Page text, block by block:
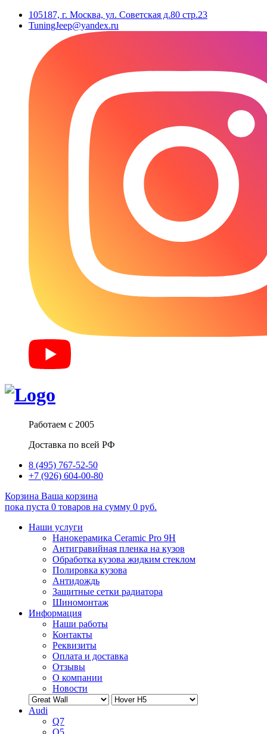
105187, г. Москва, ул. Советская д.80 стр.23
TuningJeep@yandex.ru
Работаем с 2005
Доставка по всей РФ
8 (495) 767-52-50
+7 (926) 604-00-80
Корзина Ваша корзина
пока пуста 0 товаров на сумму 0 руб.
Наши услуги
Нанокерамика Ceramic Pro 9H
Антигравийная пленка на кузов
Обработка кузова жидким стеклом
Полировка кузова
Антидождь
Защитные сетки радиатора
Шиномонтаж
Информация
Наши работы
Контакты
Реквизиты
Оплата и доставка
Отзывы
О компании
Новости
Audi
Q7
Q5